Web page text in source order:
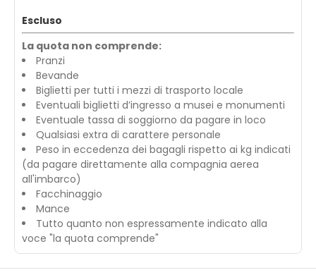
Escluso
La quota non comprende:
Pranzi
Bevande
Biglietti per tutti i mezzi di trasporto locale
Eventuali biglietti d’ingresso a musei e monumenti
Eventuale tassa di soggiorno da pagare in loco
Qualsiasi extra di carattere personale
Peso in eccedenza dei bagagli rispetto ai kg indicati
(da pagare direttamente alla compagnia aerea
all'imbarco)
Facchinaggio
Mance
Tutto quanto non espressamente indicato alla
voce "la quota comprende"